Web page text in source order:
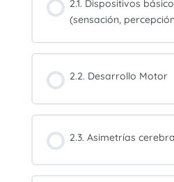
2.1. Dispositivos
(sensación,
2.2. Desarrollo Motor
2.3. Asimetrías